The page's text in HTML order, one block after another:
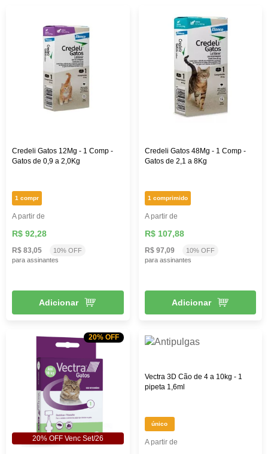
Credeli Gatos 12Mg - 1 Comp -
Gatos de 0,9 a 2,0Kg
1 compr
A partir de
R$ 92,28
R$ 83,05
10% OFF
para assinantes
Adicionar
Credeli Gatos 48Mg - 1 Comp -
Gatos de 2,1 a 8Kg
1 comprimido
A partir de
R$ 107,88
R$ 97,09
10% OFF
para assinantes
Adicionar
20% OFF
20% OFF Venc Set/26
Vectra 3D Cão de 4 a 10kg - 1
pipeta 1,6ml
único
A partir de